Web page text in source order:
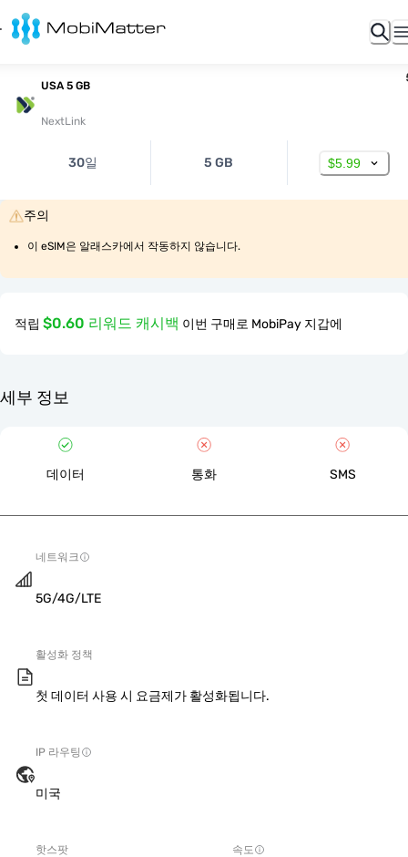
USA 5 GB
NextLink
30일 5 GB $5.99
주의
이 eSIM은 알래스카에서 작동하지 않습니다.
적립 $0.60 리워드 캐시백 이번 구매로 MobiPay 지갑에
세부 정보
데이터 통화 SMS
네트워크
5G/4G/LTE
활성화 정책
첫 데이터 사용 시 요금제가 활성화됩니다.
IP 라우팅
미국
핫스팟 속도